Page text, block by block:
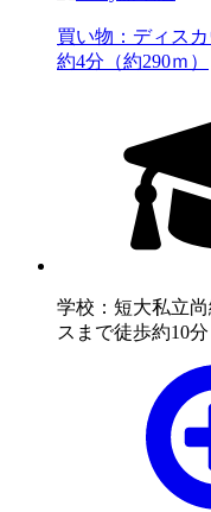
買い物：ディス
約4分（約290ｍ）
学校：短大私立
スまで徒歩約10分